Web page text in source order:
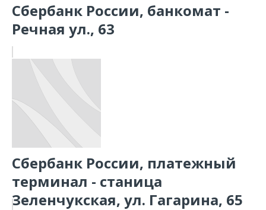
Сбербанк России, банкомат -
Речная ул., 63
Сбербанк России, платежный
терминал - станица
Зеленчукская, ул. Гагарина, 65